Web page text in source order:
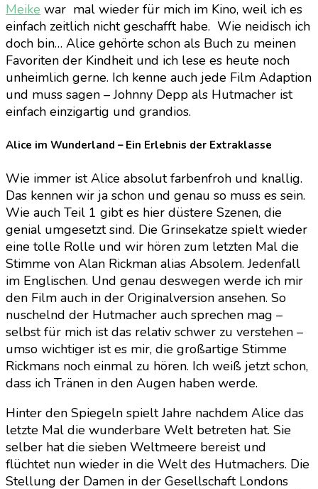
Meike war mal wieder für mich im Kino, weil ich es
einfach zeitlich nicht geschafft habe. Wie neidisch ich
doch bin… Alice gehörte schon als Buch zu meinen
Favoriten der Kindheit und ich lese es heute noch
unheimlich gerne. Ich kenne auch jede Film Adaption
und muss sagen – Johnny Depp als Hutmacher ist
einfach einzigartig und grandios.
Alice im Wunderland – Ein Erlebnis der Extraklasse
Wie immer ist Alice absolut farbenfroh und knallig.
Das kennen wir ja schon und genau so muss es sein.
Wie auch Teil 1 gibt es hier düstere Szenen, die
genial umgesetzt sind. Die Grinsekatze spielt wieder
eine tolle Rolle und wir hören zum letzten Mal die
Stimme von Alan Rickman alias Absolem. Jedenfall
im Englischen. Und genau deswegen werde ich mir
den Film auch in der Originalversion ansehen. So
nuschelnd der Hutmacher auch sprechen mag –
selbst für mich ist das relativ schwer zu verstehen –
umso wichtiger ist es mir, die großartige Stimme
Rickmans noch einmal zu hören. Ich weiß jetzt schon,
dass ich Tränen in den Augen haben werde.
Hinter den Spiegeln spielt Jahre nachdem Alice das
letzte Mal die wunderbare Welt betreten hat. Sie
selber hat die sieben Weltmeere bereist und
flüchtet nun wieder in die Welt des Hutmachers. Die
Stellung der Damen in der Gesellschaft Londons